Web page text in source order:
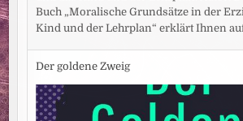
Buch „Moralische Grundsätze in der
Kind und der Lehrplan“ erklärt Ihnen
Der goldene Zweig